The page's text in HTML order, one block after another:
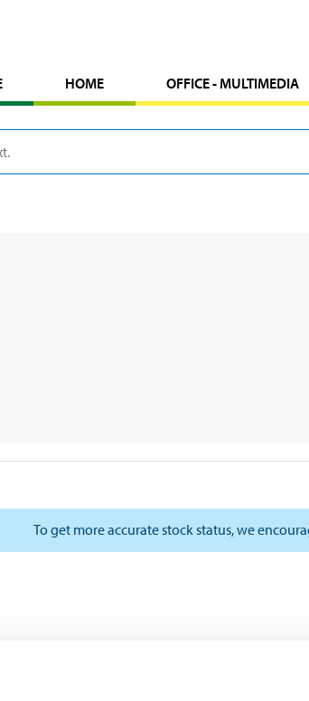
HOME OFFICE - MULTIMEDIA
To get more accurate stock status, we